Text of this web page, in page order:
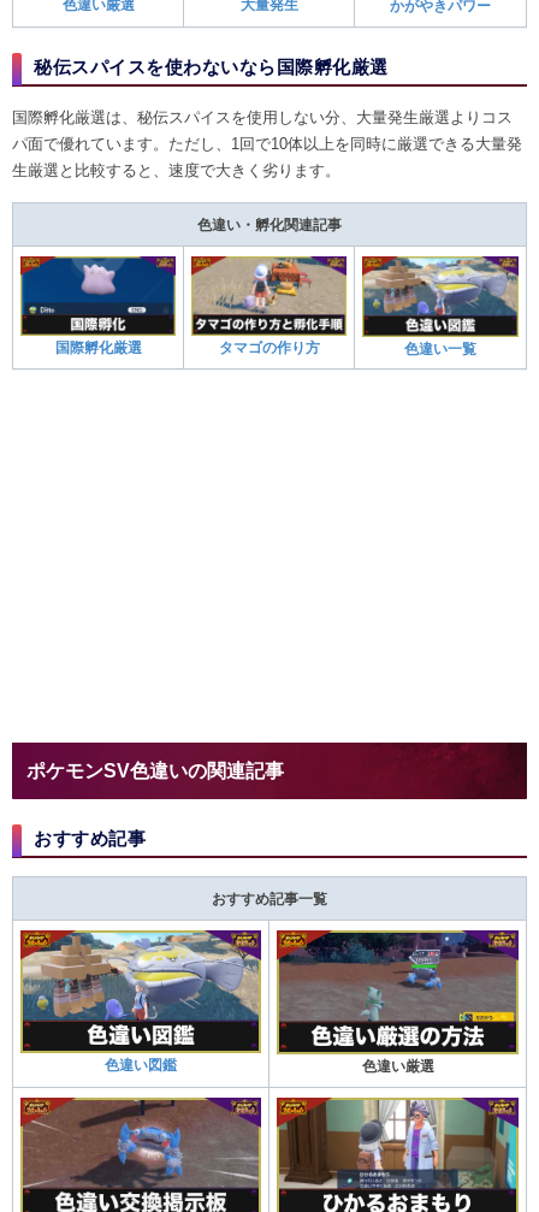
色違い厳選 大量発生 かがやきパワー
秘伝スパイスを使わないなら国際孵化厳選
国際孵化厳選は、秘伝スパイスを使用しない分、大量発生厳選よりコス
パ面で優れています。ただし、1回で10体以上を同時に厳選できる大量発
生厳選と比較すると、速度で大きく劣ります。
色違い・孵化関連記事
国際孵化厳選 タマゴの作り方 色違い一覧
ポケモンSV色違いの関連記事
おすすめ記事
おすすめ記事一覧
色違い図鑑 色違い厳選